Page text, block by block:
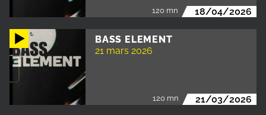
120 mn 18/04/2026
BASS ELEMENT
21 mars 2026
120 mn 21/03/2026